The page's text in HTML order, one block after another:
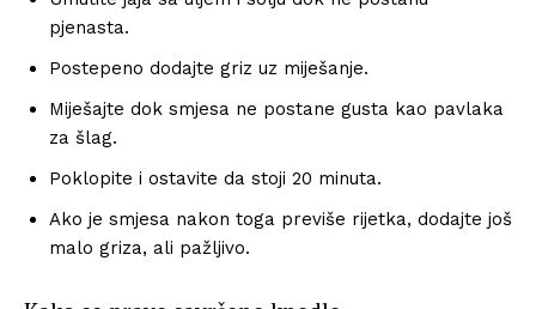
pjenasta.
Postepeno dodajte griz uz miješanje.
Miješajte dok smjesa ne postane gusta kao pavlaka
za šlag.
Poklopite i ostavite da stoji 20 minuta.
Ako je smjesa nakon toga previše rijetka, dodajte još
malo griza, ali pažljivo.